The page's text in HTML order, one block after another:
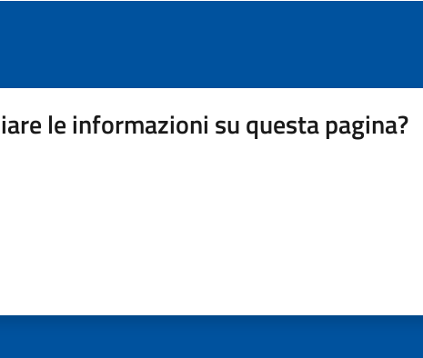
le informazioni su questa pagina?